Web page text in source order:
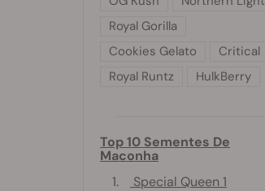
Royal Gorilla
Cookies Gelato
Critical
Royal Runtz
HulkBerry
Top 10 Sementes De
Maconha
1.
Special Queen 1